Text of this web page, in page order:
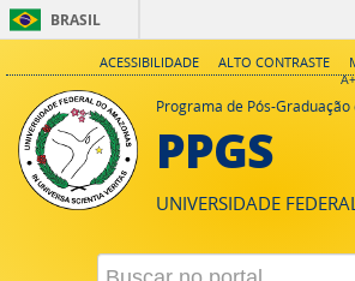
BRASIL
ACESSIBILIDADE ALTO CONTRASTE
A+
Programa de Pós-Graduação
PPGS
UNIVERSIDADE